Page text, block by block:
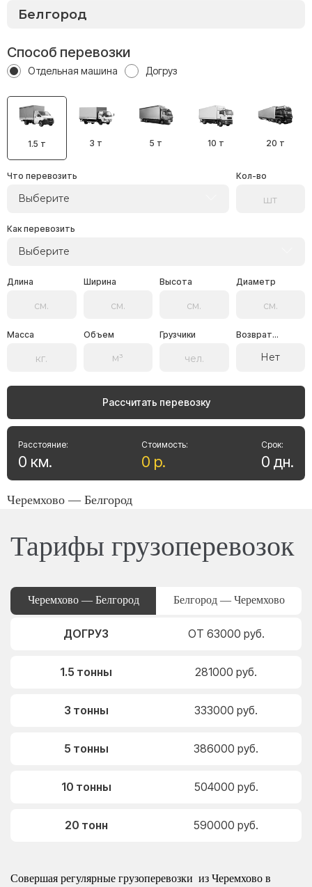
Способ перевозки
Отдельная машина Догруз
1.5 т 3 т 5 т 10 т 20 т
Что перевозить
Выберите
Кол-во
Как перевозить
Выберите
Длина Ширина Высота Диаметр
Масса Объем Грузчики Возврат...
Нет
Рассчитать перевозку
Стоимость:
0 р.
Расстояние:
0 км.
Срок:
0 дн.
Черемхово — Белгород
Тарифы грузоперевозок
Черемхово — Белгород Белгород — Черемхово
ДОГРУЗ ОТ 63000 руб.
1.5 тонны 281000 руб.
3 тонны 333000 руб.
5 тонны 386000 руб.
10 тонны 504000 руб.
20 тонн 590000 руб.
Совершая регулярные грузоперевозки из Черемхово в